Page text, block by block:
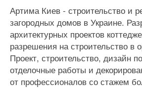
Артима Киев - строительство и
загородных домов в Украине.
архитектурных проектов
разрешения на строительство в
Проект, строительство, дизайн
отделочные работы и
от профессионалов со стажем